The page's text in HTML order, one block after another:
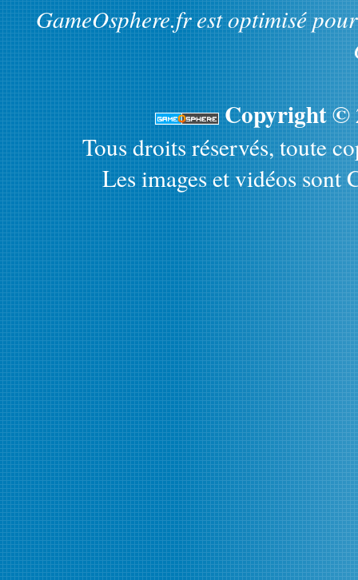
GameOsphere.fr est optimisé
Copyright ©
Tous droits réservés, toute
Les images et vidéos